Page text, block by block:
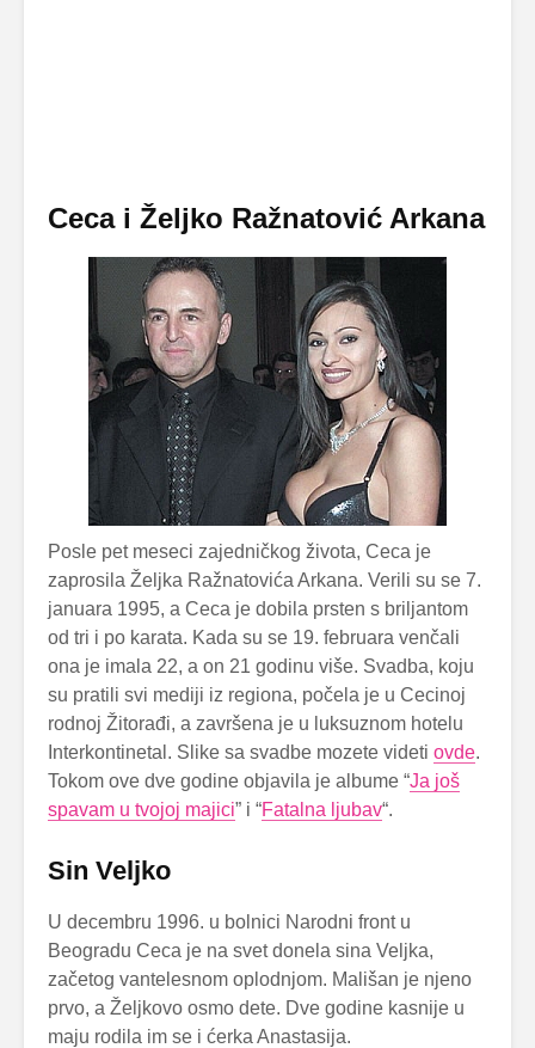
Ceca i Željko Ražnatović Arkana
Posle pet meseci zajedničkog života, Ceca je
zaprosila Željka Ražnatovića Arkana. Verili su se 7.
januara 1995, a Ceca je dobila prsten s briljantom
od tri i po karata. Kada su se 19. februara venčali
ona je imala 22, a on 21 godinu više. Svadba, koju
su pratili svi mediji iz regiona, počela je u Cecinoj
rodnoj Žitorađi, a završena je u luksuznom hotelu
Interkontinetal. Slike sa svadbe mozete videti ovde.
Tokom ove dve godine objavila je albume “Ja još
spavam u tvojoj majici” i “Fatalna ljubav“.
Sin Veljko
U decembru 1996. u bolnici Narodni front u
Beogradu Ceca je na svet donela sina Veljka,
začetog vantelesnom oplodnjom. Mališan je njeno
prvo, a Željkovo osmo dete. Dve godine kasnije u
maju rodila im se i ćerka Anastasija.